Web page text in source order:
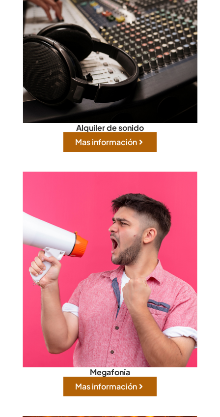
Alquiler de sonido
Mas información
Megafonía
Mas información